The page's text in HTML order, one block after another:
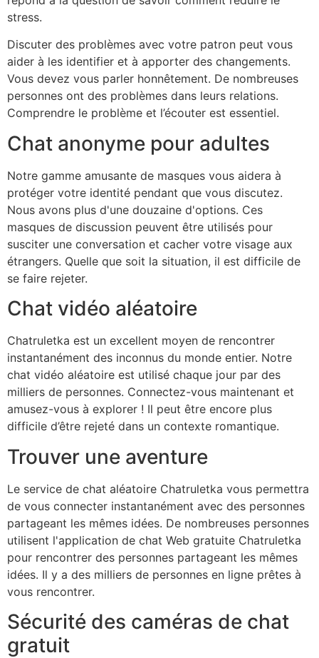
stress.
Discuter des problèmes avec votre patron peut vous
aider à les identifier et à apporter des changements.
Vous devez vous parler honnêtement. De nombreuses
personnes ont des problèmes dans leurs relations.
Comprendre le problème et l’écouter est essentiel.
Chat anonyme pour adultes
Notre gamme amusante de masques vous aidera à
protéger votre identité pendant que vous discutez.
Nous avons plus d'une douzaine d'options. Ces
masques de discussion peuvent être utilisés pour
susciter une conversation et cacher votre visage aux
étrangers. Quelle que soit la situation, il est difficile de
se faire rejeter.
Chat vidéo aléatoire
Chatruletka est un excellent moyen de rencontrer
instantanément des inconnus du monde entier. Notre
chat vidéo aléatoire est utilisé chaque jour par des
milliers de personnes. Connectez-vous maintenant et
amusez-vous à explorer ! Il peut être encore plus
difficile d’être rejeté dans un contexte romantique.
Trouver une aventure
Le service de chat aléatoire Chatruletka vous permettra
de vous connecter instantanément avec des personnes
partageant les mêmes idées. De nombreuses personnes
utilisent l'application de chat Web gratuite Chatruletka
pour rencontrer des personnes partageant les mêmes
idées. Il y a des milliers de personnes en ligne prêtes à
vous rencontrer.
Sécurité des caméras de chat
gratuit